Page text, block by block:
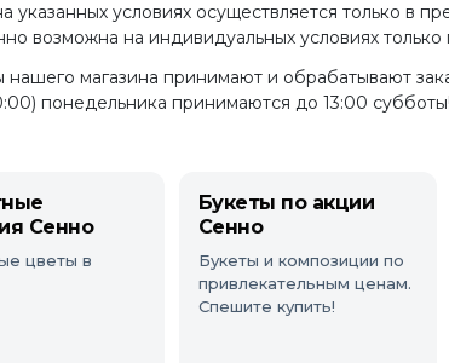
указанных условиях осуществляется только в
возможна на индивидуальных условиях
магазина принимают и обрабатывают
понедельника принимаются до 13:00 субботы!
Сенно
цветы в
Букеты по акции
Сенно
Букеты и композиции по
привлекательным ценам.
Спешите купить!